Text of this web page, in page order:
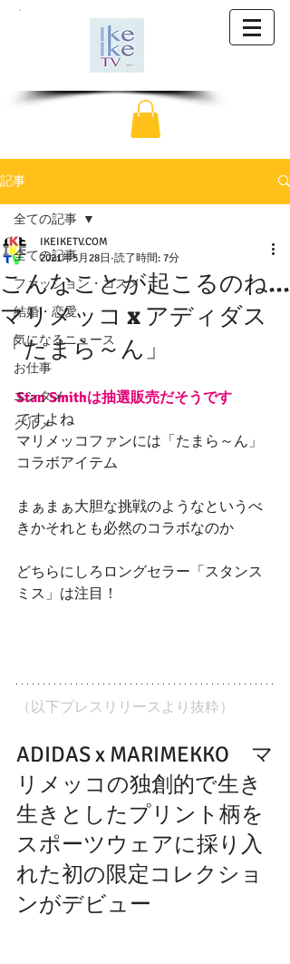
記事
全ての記事
ファッション・コスメ
結婚・恋愛
気になるニュース
お仕事
エンタメ
グルメ
全ての記事
こんなことが起こるのね...
マリメッコ x アディダス
「たまら～ん」
IKEIKETV.COM
2021年5月28日 読了時間: 7分
Stan Smithは抽選販売だそうです
ですよね
マリメッコファンには「たまら～ん」
コラボアイテム
まぁまぁ大胆な挑戦のようなというべ
きかそれとも必然のコラボなのか
どちらにしろロングセラー「スタンス
ミス」は注目！
（以下プレスリリースより抜粋）
ADIDAS x MARIMEKKO　マ
リメッコの独創的で生き
生きとしたプリント柄を
スポーツウェアに採り入
れた初の限定コレクショ
ンがデビュー